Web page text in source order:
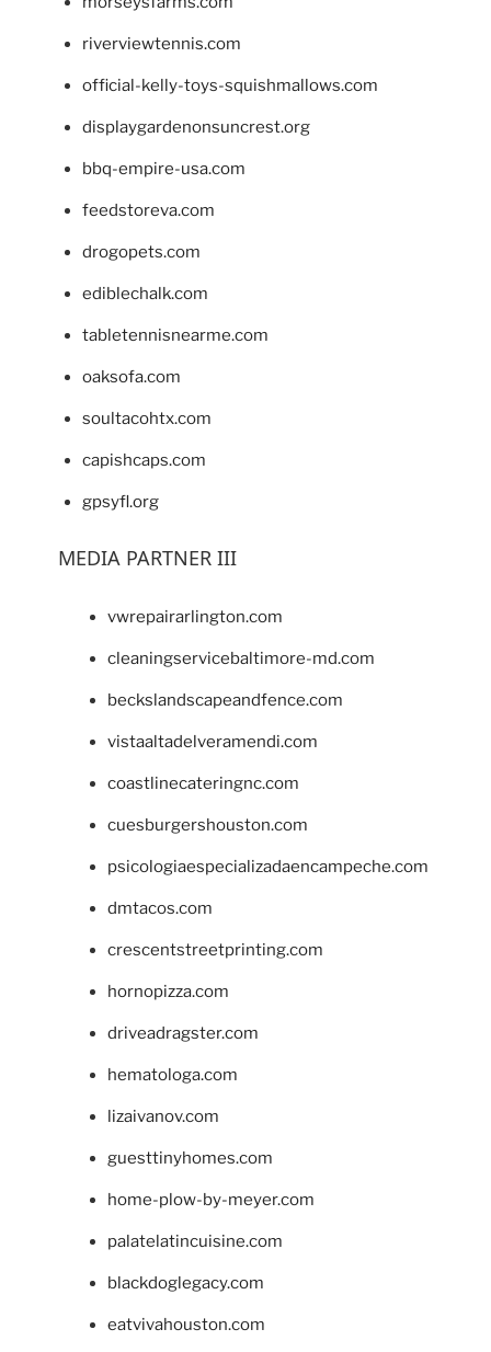
riverviewtennis.com
official-kelly-toys-squishmallows.com
displaygardenonsuncrest.org
bbq-empire-usa.com
feedstoreva.com
drogopets.com
ediblechalk.com
tabletennisnearme.com
oaksofa.com
soultacohtx.com
capishcaps.com
gpsyfl.org
MEDIA PARTNER III
vwrepairarlington.com
cleaningservicebaltimore-md.com
beckslandscapeandfence.com
vistaaltadelveramendi.com
coastlinecateringnc.com
cuesburgershouston.com
psicologiaespecializadaencampeche.com
dmtacos.com
crescentstreetprinting.com
hornopizza.com
driveadragster.com
hematologa.com
lizaivanov.com
guesttinyhomes.com
home-plow-by-meyer.com
palatelatincuisine.com
blackdoglegacy.com
eatvivahouston.com